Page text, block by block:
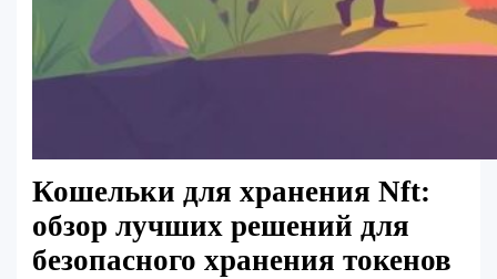
Кошельки для хранения Nft:
обзор лучших решений для
безопасного хранения токенов